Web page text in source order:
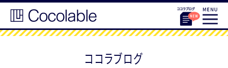
ココラブログ